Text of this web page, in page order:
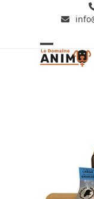
Open
Close